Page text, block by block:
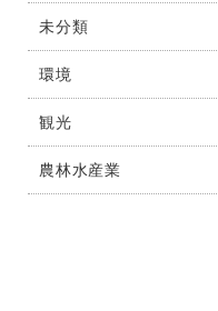
未分類
環境
観光
農林水産業